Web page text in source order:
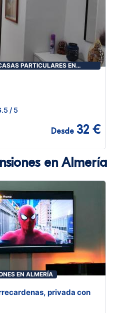
PARTICULARES EN
/ 5
Desde 32 €
en Almería
EN ALMERÍA
privada con